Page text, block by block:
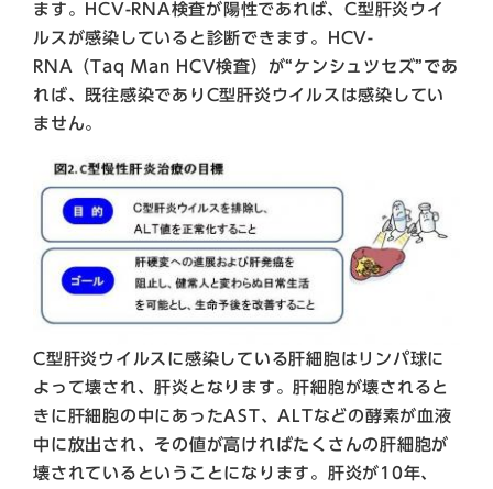
ます。HCV-RNA検査が陽性であれば、C型肝炎ウイ
ルスが感染していると診断できます。HCV-
RNA（Taq Man HCV検査）が“ケンシュツセズ”であ
れば、既往感染でありC型肝炎ウイルスは感染してい
ません。
C型肝炎ウイルスに感染している肝細胞はリンパ球に
よって壊され、肝炎となります。肝細胞が壊されると
きに肝細胞の中にあったAST、ALTなどの酵素が血液
中に放出され、その値が高ければたくさんの肝細胞が
壊されているということになります。肝炎が10年、